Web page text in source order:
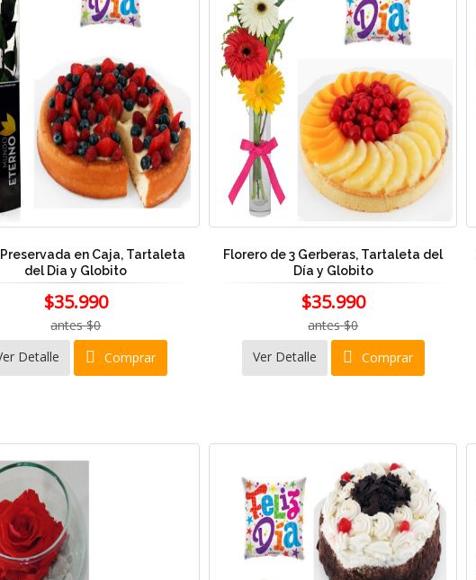
en Caja, Tartaleta
del Dia y Globito
$35.990
antes $0
Detalle
Comprar
Florero de 3 Gerberas, Tartaleta del
Día y Globito
$35.990
antes $0
Ver Detalle
Comprar